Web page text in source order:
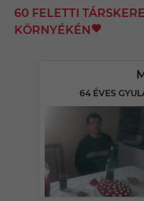
60 FELETTI
KÖRNYÉKÉN
64 ÉVES